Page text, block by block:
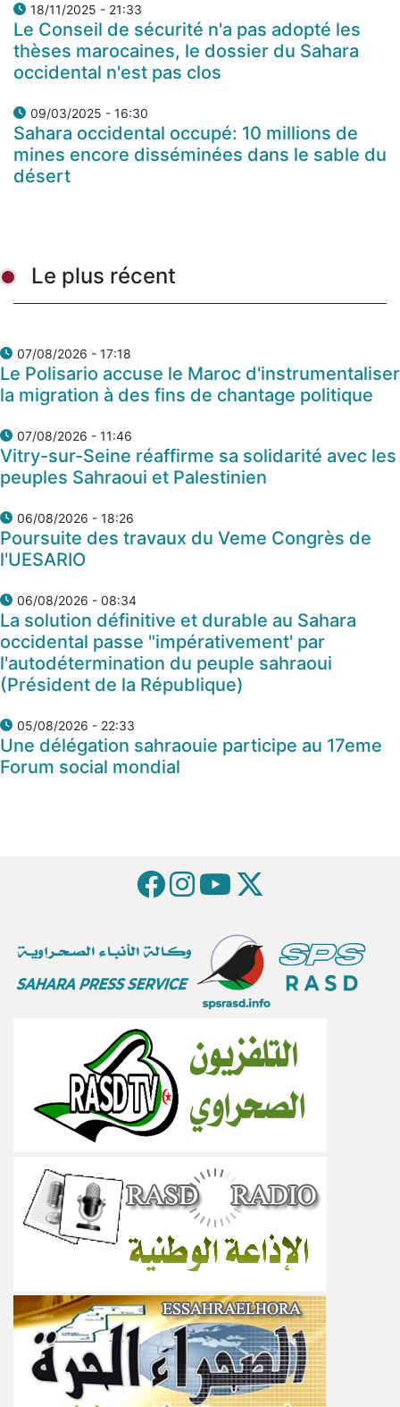
18/11/2025 - 21:33
Le Conseil de sécurité n'a pas adopté les
thèses marocaines, le dossier du Sahara
occidental n'est pas clos
09/03/2025 - 16:30
Sahara occidental occupé: 10 millions de
mines encore disséminées dans le sable du
désert
Le plus récent
07/08/2026 - 17:18
Le Polisario accuse le Maroc d'instrumentaliser
la migration à des fins de chantage politique
07/08/2026 - 11:46
Vitry-sur-Seine réaffirme sa solidarité avec les
peuples Sahraoui et Palestinien
06/08/2026 - 18:26
Poursuite des travaux du Veme Congrès de
l'UESARIO
06/08/2026 - 08:34
La solution définitive et durable au Sahara
occidental passe "impérativement' par
l'autodétermination du peuple sahraoui
(Président de la République)
05/08/2026 - 22:33
Une délégation sahraouie participe au 17eme
Forum social mondial